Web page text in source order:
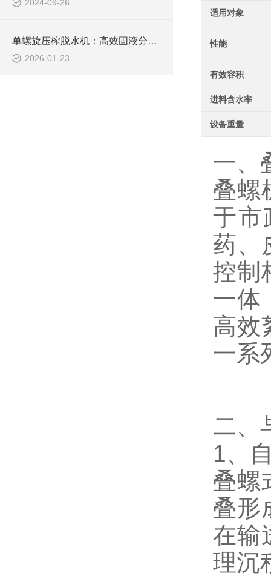
适用对象
性能
有效容积
进料含水率
设备重量
一、
叠螺
于市
药、
控制
一体
高效
一系
二、
1、
叠螺
叠形
在输
理沉
2024-09-26
单螺旋压榨脱水机：高效固液分离的设备
2026-01-23